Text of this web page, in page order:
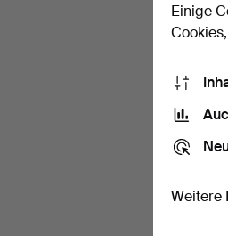
Einige
Weitere